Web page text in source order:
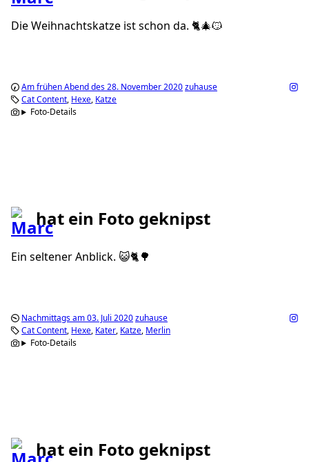
Die Weihnachtskatze ist schon da. 🐈🎄😼
Am frühen Abend des 28. November 2020zuhause
Cat Content Hexe Katze
Foto-Details
hat ein Foto geknipst
Ein seltener Anblick. 😺🐈🌳
Nachmittags am 03. Juli 2020zuhause
Cat Content Hexe Kater Katze Merlin
Foto-Details
hat ein Foto geknipst